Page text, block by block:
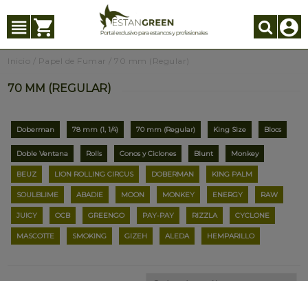
Inicio Papel de Fumar /70 mm (Regular)
70 MM (REGULAR)
Doberman 78 mm (1, 1/4) 70 mm (Regular) King Size Blocs
Doble Ventana Rolls Conos y Ciclones Blunt Monkey
BEUZ LION ROLLING CIRCUS DOBERMAN KING PALM
SOULBLIME ABADIE MOON MONKEY ENERGY RAW
JUICY OCB GREENGO PAY-PAY RIZZLA CYCLONE
MASCOTTE SMOKING GIZEH ALEDA HEMPARILLO